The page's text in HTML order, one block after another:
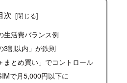
次
生活費バランス例
3割以内」が鉄則
まとめ買い」でコントロール
で月5,000円以下に